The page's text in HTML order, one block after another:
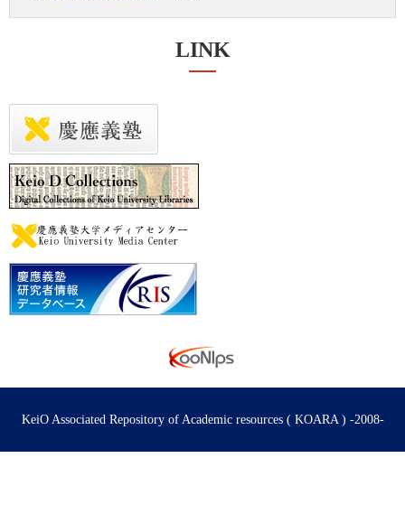
LINK
KeiO Associated Repository of Academic resources ( KOARA ) -2008-